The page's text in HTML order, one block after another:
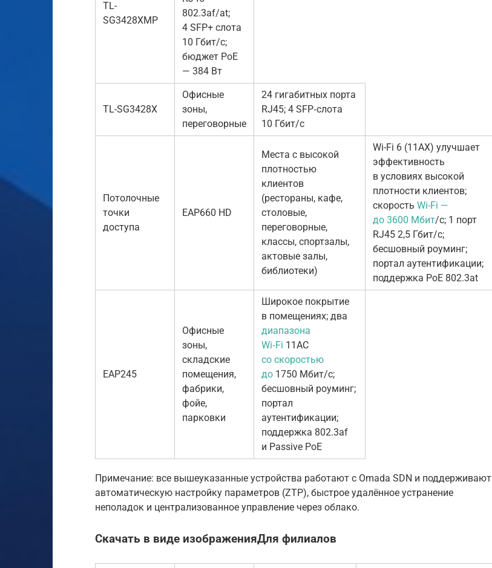
TL-
SG3428XMP
802.3af/at;
4 SFP+ слота
10 Гбит/с;
бюджет PoE
— 384 Вт
TL-SG3428X
Офисные
зоны,
переговорные
24 гигабитных порта
RJ45; 4 SFP‑слота
10 Гбит/с
Потолочные
точки
доступа
EAP660 HD
Места с высокой
плотностью
клиентов
(рестораны, кафе,
столовые,
переговорные,
классы, спортзалы,
актовые залы,
библиотеки)
Wi-Fi 6 (11AX) улучшает
эффективность
в условиях высокой
плотности клиентов;
скорость Wi-Fi —
до 3600 Мбит/с; 1 порт
RJ45 2,5 Гбит/с;
бесшовный роуминг;
портал аутентификации;
поддержка PoE 802.3at
EAP245
Офисные
зоны,
складские
помещения,
фабрики,
фойе,
парковки
Широкое покрытие
в помещениях; два
диапазона
Wi‑Fi 11AC
со скоростью
до 1750 Мбит/с;
бесшовный роуминг;
портал
аутентификации;
поддержка 802.3af
и Passive PoE
Примечание: все вышеуказанные устройства работают с Omada SDN и поддерживают
автоматическую настройку параметров (ZTP), быстрое удалённое устранение
неполадок и централизованное управление через облако.
Скачать в виде изображенияДля филиалов